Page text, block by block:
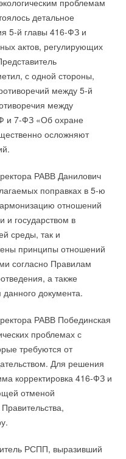
проблемам
детальное
5-й главы 416-ФЗ и
актов, регулирующих
с одной стороны,
между 5-й
между
и 7-ФЗ «Об охране
осложняют
РАВВ Данилович
поправках в 5-ю
отношений
и государством в
среды, так и
принципы отношений
согласно Правилам
а также
документа.
РАВВ Побединская
проблемах с
требуются от
Для решения
корректировка 416-ФЗ и
отменой
РСПП, выразивший
жесткий кабельный
стоек с
данных и
исполнении от НЕВАТОМ
установка ZILON
собрал свыше 700
с плотностью 54 кВт
DVM на R32
НЕВАТОМ VKR-E
11,2
за Уралом
насосов
АСТИВ
в Реестр
в РФ
на новый
«Дети солнца»
Уведомления отключены